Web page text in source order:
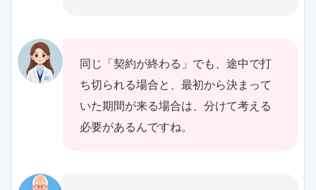
同じ「契約が終わる」でも、途中で打
ち切られる場合と、最初から決まって
いた期間が来る場合は、分けて考える
必要があるんですね。